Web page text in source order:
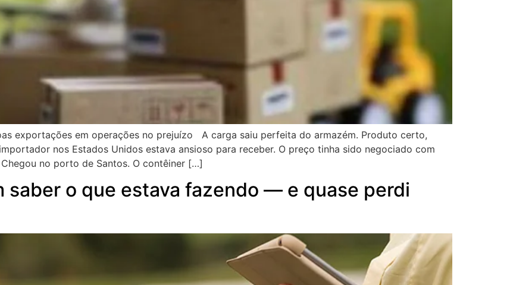
exportações em operações no prejuízo A carga saiu perfeita do armazém. Produto certo,
nos Estados Unidos estava ansioso para receber. O preço tinha sido negociado com
no porto de Santos. O contêiner […]
saber o que estava fazendo — e quase perdi